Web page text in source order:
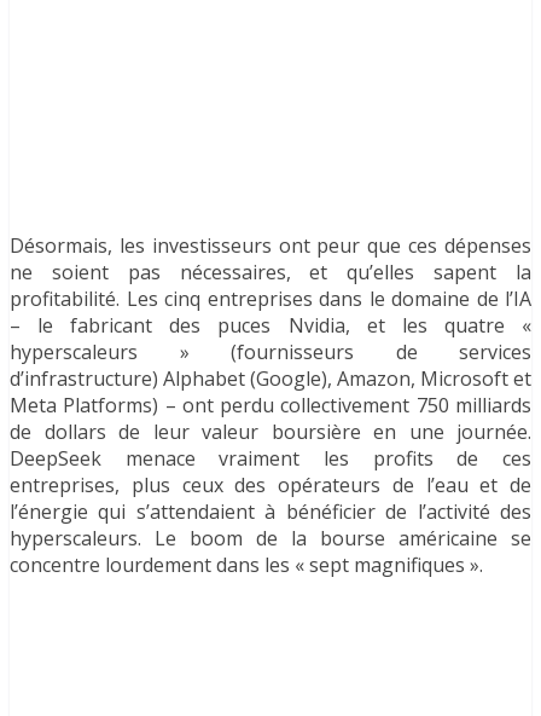
Désormais, les investisseurs ont peur que ces dépenses
ne soient pas nécessaires, et qu’elles sapent la
profitabilité. Les cinq entreprises dans le domaine de l’IA
– le fabricant des puces Nvidia, et les quatre «
hyperscaleurs » (fournisseurs de services
d’infrastructure) Alphabet (Google), Amazon, Microsoft et
Meta Platforms) – ont perdu collectivement 750 milliards
de dollars de leur valeur boursière en une journée.
DeepSeek menace vraiment les profits de ces
entreprises, plus ceux des opérateurs de l’eau et de
l’énergie qui s’attendaient à bénéficier de l’activité des
hyperscaleurs. Le boom de la bourse américaine se
concentre lourdement dans les « sept magnifiques ».